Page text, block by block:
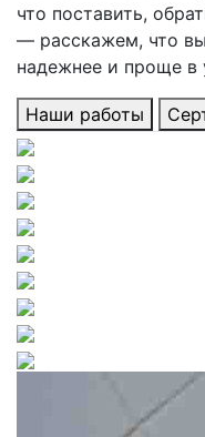
что поставить,
— расскажем, что
надежнее и проще в
Наши работы